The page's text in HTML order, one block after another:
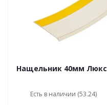
Нащельник 40мм Люкс
Есть в наличии (53.24)